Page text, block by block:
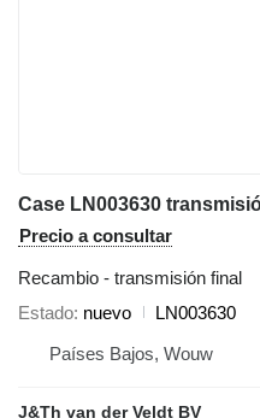
Precio a consultar
Recambio - transmisión final
Estado nuevo
LN003630
Países Bajos, Wouw
J&Th van der Veldt BV